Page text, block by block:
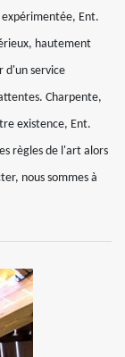
Ent.
hautement
d'un service
Charpente,
existence, Ent.
règles de l'art alors
nous sommes à